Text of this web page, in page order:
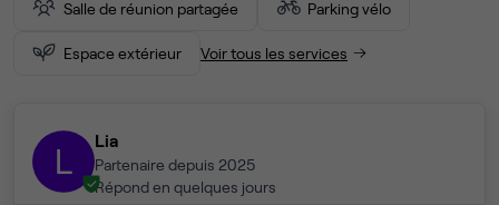
Salle de réunion partagée Parking vélo
Espace extérieur Voir tous les services
L Lia
Partenaire depuis 2025
Répond en quelques jours